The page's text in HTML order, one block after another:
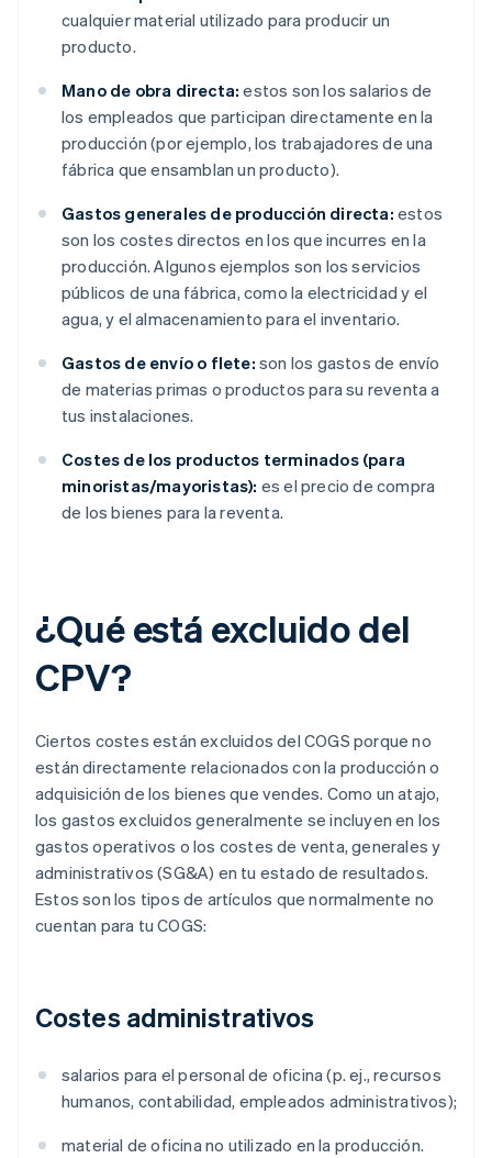
cualquier material utilizado para producir un
producto.
Mano de obra directa: estos son los salarios de
los empleados que participan directamente en la
producción (por ejemplo, los trabajadores de una
fábrica que ensamblan un producto).
Gastos generales de producción directa: estos
son los costes directos en los que incurres en la
producción. Algunos ejemplos son los servicios
públicos de una fábrica, como la electricidad y el
agua, y el almacenamiento para el inventario.
Gastos de envío o flete: son los gastos de envío
de materias primas o productos para su reventa a
tus instalaciones.
Costes de los productos terminados (para
minoristas/mayoristas): es el precio de compra
de los bienes para la reventa.
¿Qué está excluido del
CPV?
Ciertos costes están excluidos del COGS porque no
están directamente relacionados con la producción o
adquisición de los bienes que vendes. Como un atajo,
los gastos excluidos generalmente se incluyen en los
gastos operativos o los costes de venta, generales y
administrativos (SG&A) en tu estado de resultados.
Estos son los tipos de artículos que normalmente no
cuentan para tu COGS:
Costes administrativos
salarios para el personal de oficina (p. ej., recursos
humanos, contabilidad, empleados administrativos);
material de oficina no utilizado en la producción.